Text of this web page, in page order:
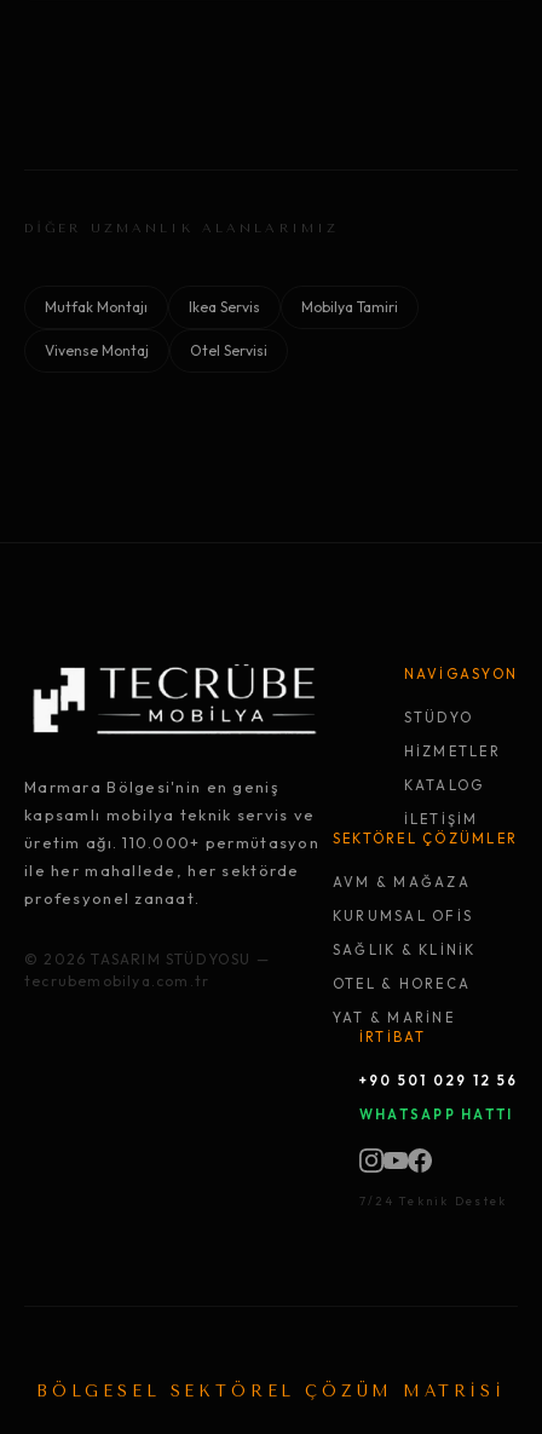
DİĞER UZMANLIK ALANLARIMIZ
Mutfak Montajı Ikea Servis Mobilya Tamiri
Vivense Montaj Otel Servisi
Marmara Bölgesi'nin en geniş
kapsamlı mobilya teknik servis ve
üretim ağı. 110.000+ permütasyon
ile her mahallede, her sektörde
profesyonel zanaat.
© 2026 TASARIM STÜDYOSU —
tecrubemobilya.com.tr
NAVİGASYON
STÜDYO
HİZMETLER
KATALOG
İLETİŞİM
SEKTÖREL ÇÖZÜMLER
AVM & MAĞAZA
KURUMSAL OFİS
SAĞLIK & KLİNİK
OTEL & HORECA
YAT & MARİNE
İRTİBAT
+90 501 029 12 56
WHATSAPP HATTI
7/24 Teknik Destek
BÖLGESEL SEKTÖREL ÇÖZÜM MATRİSİ